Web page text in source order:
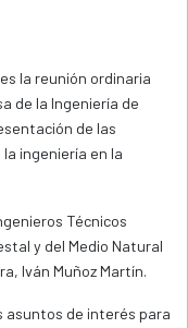
la reunión ordinaria
de la Ingeniería de
de las
ingeniería en la
Técnicos
y del Medio Natural
Iván Muñoz Martín.
asuntos de interés para